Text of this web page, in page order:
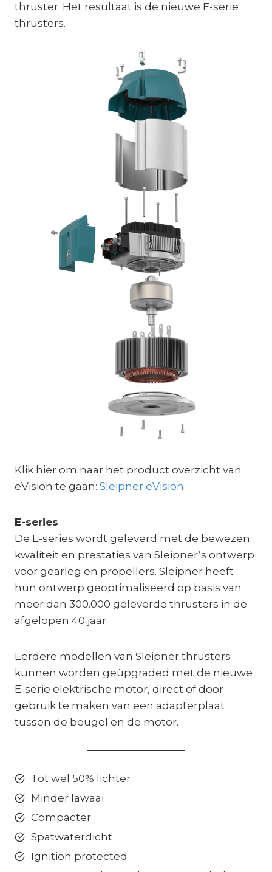
thruster. Het resultaat is de nieuwe E-serie
thrusters.
Klik hier om naar het product overzicht van
eVision te gaan: Sleipner eVision
E-series
De E-series wordt geleverd met de bewezen
kwaliteit en prestaties van Sleipner’s ontwerp
voor gearleg en propellers. Sleipner heeft
hun ontwerp geoptimaliseerd op basis van
meer dan 300.000 geleverde thrusters in de
afgelopen 40 jaar.
Eerdere modellen van Sleipner thrusters
kunnen worden geüpgraded met de nieuwe
E-serie elektrische motor, direct of door
gebruik te maken van een adapterplaat
tussen de beugel en de motor.
Tot wel 50% lichter
Minder lawaai
Compacter
Spatwaterdicht
Ignition protected